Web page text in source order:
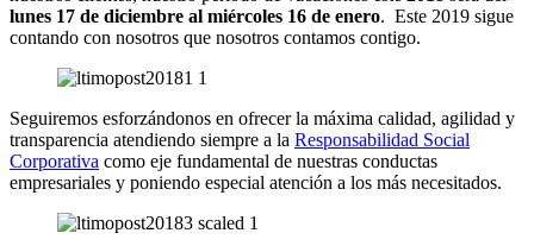
lunes 17 de diciembre al miércoles 16 de enero. Este 2019 sigue
contando con nosotros que nosotros contamos contigo.
Seguiremos esforzándonos en ofrecer la máxima calidad, agilidad y
transparencia atendiendo siempre a la Responsabilidad Social
Corporativa como eje fundamental de nuestras conductas
empresariales y poniendo especial atención a los más necesitados.